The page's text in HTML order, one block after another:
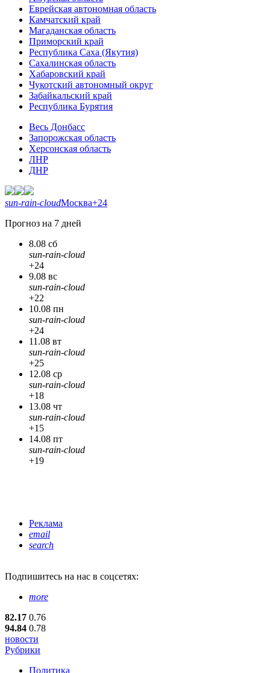
Еврейская автономная область
Камчатский край
Магаданская область
Приморский край
Республика Саха (Якутия)
Сахалинская область
Хабаровский край
Чукотский автономный округ
Забайкальский край
Республика Бурятия
Весь Донбасс
Запорожская область
Херсонская область
ЛНР
ДНР
sun-rain-cloudМосква+24
Прогноз на 7 дней
8.08 сб
sun-rain-cloud
+24
9.08 вс
sun-rain-cloud
+22
10.08 пн
sun-rain-cloud
+24
11.08 вт
sun-rain-cloud
+25
12.08 ср
sun-rain-cloud
+18
13.08 чт
sun-rain-cloud
+15
14.08 пт
sun-rain-cloud
+19
Реклама
email
search
Подпишитесь на нас в соцсетях:
more
82.17 0.76
94.84 0.78
новости
Рубрики
Политика